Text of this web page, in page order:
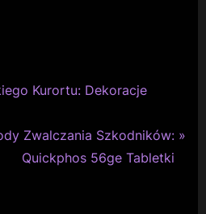
Kurortu: Dekoracje
Zwalczania Szkodników:
Quickphos 56ge Tabletki